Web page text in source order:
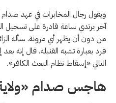
ويقول رجال المخابرات في عهد
آخر يرتدي ساعة قادرة على تسجيل
من دون أن يظهر أي مرونة. سأله
فرد بعبارة تشبه القنبلة. قال إنه
التالي «إسقاط نظام البعث الكافر».
هاجس صدام «ولاية